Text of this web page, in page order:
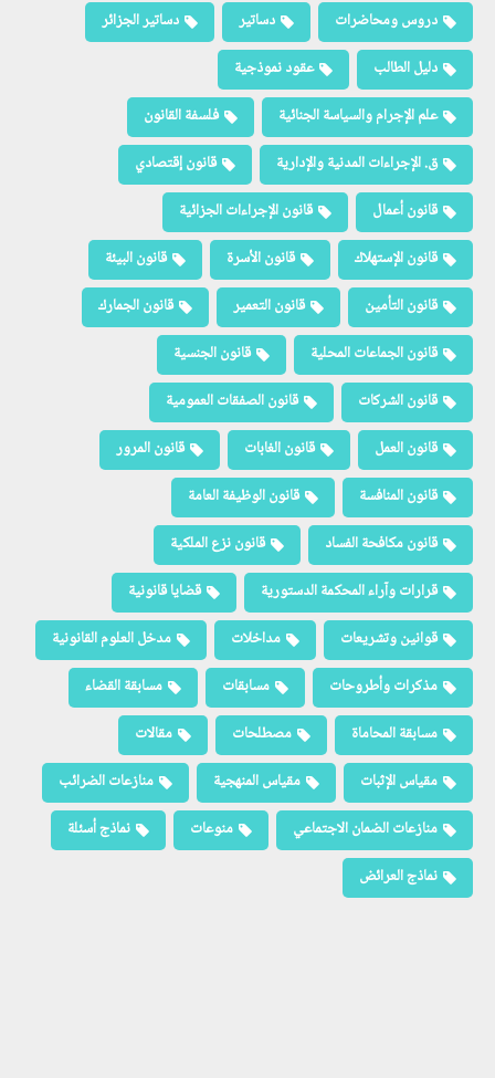
دروس ومحاضرات دساتير
دساتير الجزائر
دليل الطالب
عقود نموذجية
علم الإجرام والسياسة الجنائية
فلسفة القانون
ق. الإجراءات المدنية والإدارية
قانون إقتصادي
قانون أعمال
قانون الإجراءات الجزائية
قانون الإستهلاك
قانون الأسرة
قانون البيئة
قانون التأمين
قانون التعمير
قانون الجمارك
قانون الجماعات المحلية
قانون الجنسية
قانون الشركات
قانون الصفقات العمومية
قانون العمل
قانون الغابات
قانون المرور
قانون المنافسة
قانون الوظيفة العامة
قانون مكافحة الفساد
قانون نزع الملكية
قرارات وآراء المحكمة الدستورية
قضايا قانونية
قوانين وتشريعات
مداخلات
مدخل العلوم القانونية
مذكرات وأطروحات
مسابقات
مسابقة القضاء
مسابقة المحاماة
مصطلحات
مقالات
مقياس الإثبات
مقياس المنهجية
منازعات الضرائب
منازعات الضمان الاجتماعي
منوعات
نماذج أسئلة
نماذج العرائض